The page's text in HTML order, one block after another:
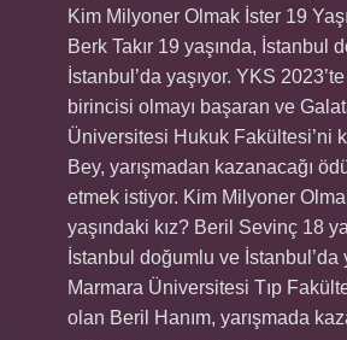
Kim Milyoner Olmak İster 19
Berk Takır 19 yaşında, İstanbul
İstanbul’da yaşıyor. YKS
birincisi olmayı başaran ve
Üniversitesi Hukuk Fakültesi’ni
Bey, yarışmadan kazanacağı
etmek istiyor. Kim Milyoner
yaşındaki kız? Beril Sevinç 18
İstanbul doğumlu ve İstanbul’da
Marmara Üniversitesi Tıp
olan Beril Hanım, yarışmada